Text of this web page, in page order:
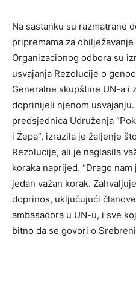
Na sastanku su razmatrane
pripremama za
Organizacionog odbora su
usvajanja Rezolucije o
Generalne skupštine UN-a i
doprinijeli njenom
predsjednica Udruženja
i Žepa”, izrazila je žaljenje
Rezolucije, ali je naglasila
koraka naprijed. “Drago
jedan važan korak.
doprinos, uključujući
ambasadora u UN-u, i sve
bitno da se govori o